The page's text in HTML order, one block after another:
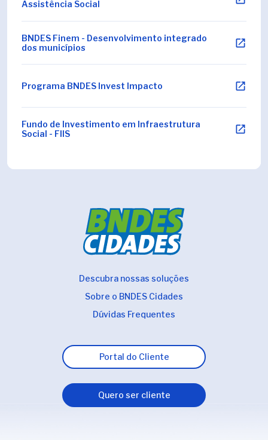
Assistência Social
BNDES Finem - Desenvolvimento integrado
dos municípios
Programa BNDES Invest Impacto
Fundo de Investimento em Infraestrutura
Social - FIIS
Descubra nossas soluções
Sobre o BNDES Cidades
Dúvidas Frequentes
Portal do Cliente
Quero ser cliente